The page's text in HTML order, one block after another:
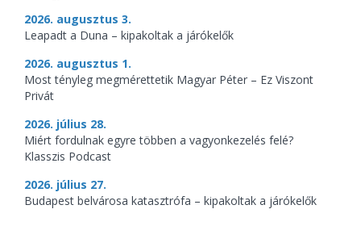
2026. augusztus 3.
Leapadt a Duna – kipakoltak a járókelők
2026. augusztus 1.
Most tényleg megmérettetik Magyar Péter – Ez Viszont
Privát
2026. július 28.
Miért fordulnak egyre többen a vagyonkezelés felé?
Klasszis Podcast
2026. július 27.
Budapest belvárosa katasztrófa – kipakoltak a járókelők